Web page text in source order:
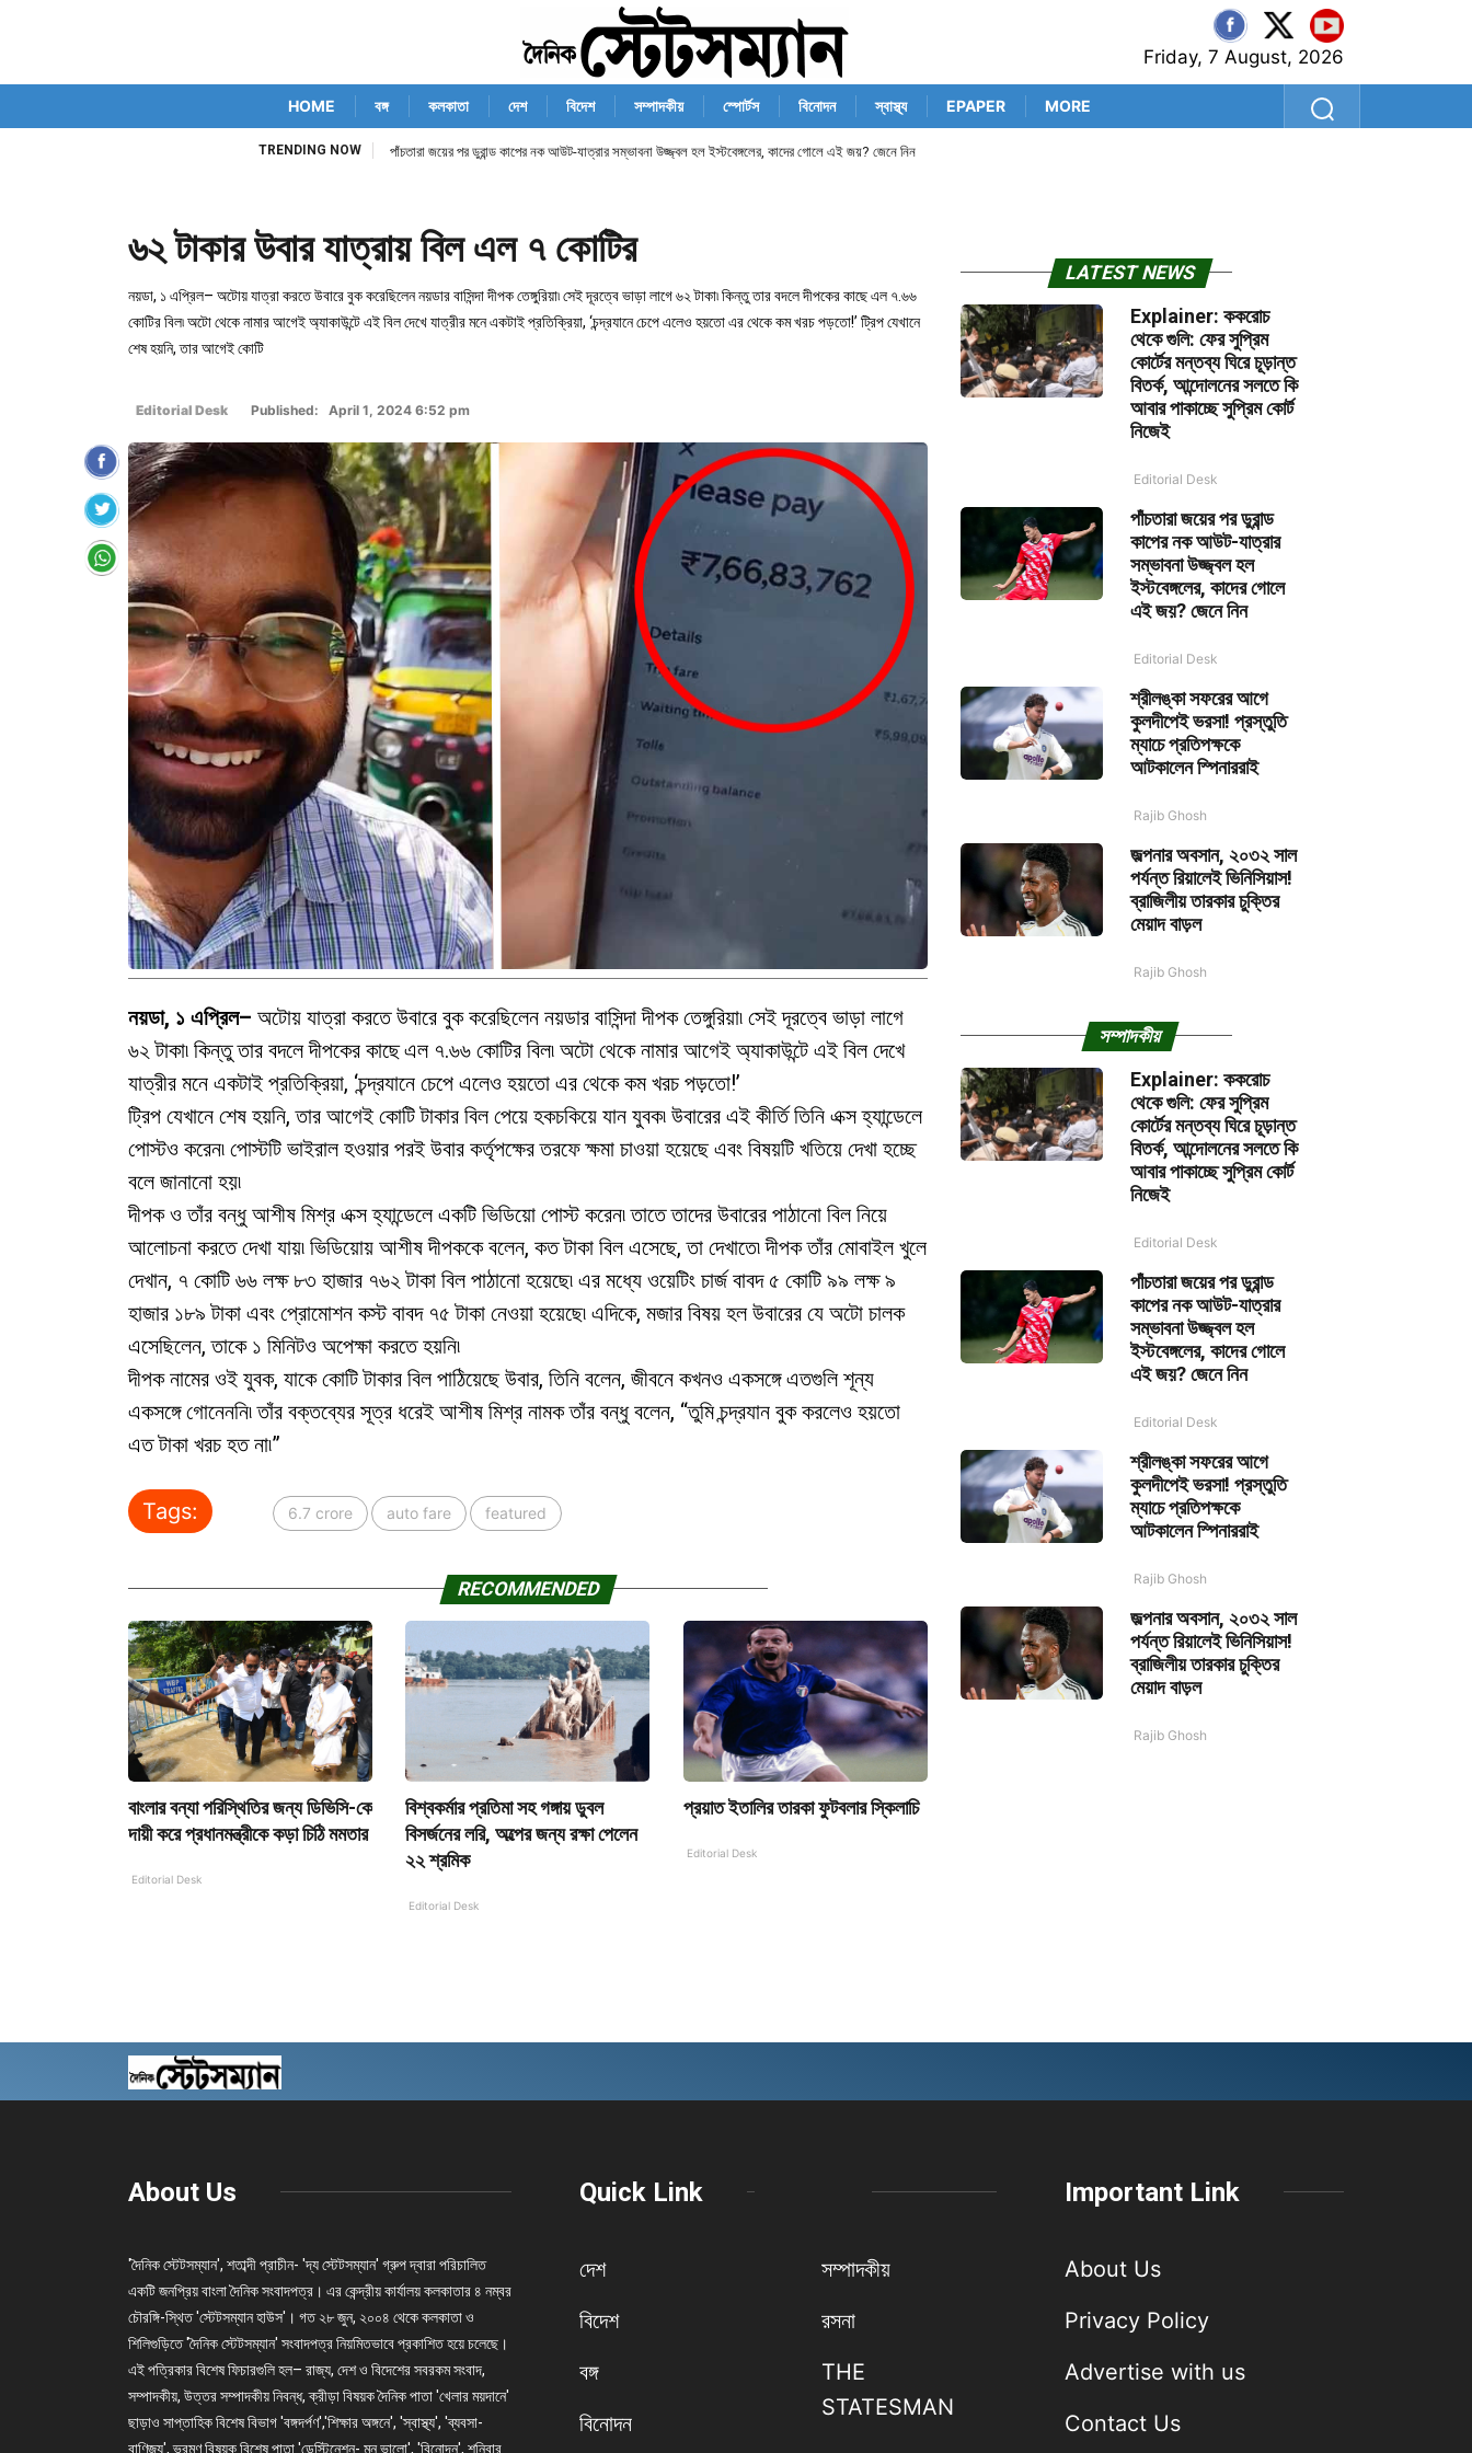
Friday, 7 August, 2026
HOME বঙ্গ কলকাতা দেশ বিদেশ সম্পাদকীয় স্পোর্টস বিনোদন স্বাস্থ্য EPAPER MORE
TRENDING NOW পাঁচতারা জয়ের পর ডুরান্ড কাপের নক আউট-যাত্রার সম্ভাবনা উজ্জ্বল হল ইস্টবেঙ্গলের, কাদের গোলে এই জয়? জেনে নিন
৬২ টাকার উবার যাত্রায় বিল এল ৭ কোটির
নয়ডা, ১ এপ্রিল– অটোয় যাত্রা করতে উবারে বুক করেছিলেন নয়ডার বাসিন্দা দীপক তেঙ্গুরিয়া৷ সেই দূরত্বে ভাড়া লাগে ৬২ টাকা৷ কিন্তু তার বদলে দীপকের কাছে এল ৭.৬৬
কোটির বিল৷ অটো থেকে নামার আগেই অ্যাকাউন্টে এই বিল দেখে যাত্রীর মনে একটাই প্রতিক্রিয়া, ‘চন্দ্রযানে চেপে এলেও হয়তো এর থেকে কম খরচ পড়তো!’ ট্রিপ যেখানে
শেষ হয়নি, তার আগেই কোটি
Editorial Desk Published: April 1, 2024 6:52 pm
নয়ডা, ১ এপ্রিল– অটোয় যাত্রা করতে উবারে বুক করেছিলেন নয়ডার বাসিন্দা দীপক তেঙ্গুরিয়া৷ সেই দূরত্বে ভাড়া লাগে
৬২ টাকা৷ কিন্তু তার বদলে দীপকের কাছে এল ৭.৬৬ কোটির বিল৷ অটো থেকে নামার আগেই অ্যাকাউন্টে এই বিল দেখে
যাত্রীর মনে একটাই প্রতিক্রিয়া, ‘চন্দ্রযানে চেপে এলেও হয়তো এর থেকে কম খরচ পড়তো!’
ট্রিপ যেখানে শেষ হয়নি, তার আগেই কোটি টাকার বিল পেয়ে হকচকিয়ে যান যুবক৷ উবারের এই কীর্তি তিনি এক্স হ্যান্ডেলে
পোস্টও করেন৷ পোস্টটি ভাইরাল হওয়ার পরই উবার কর্তৃপক্ষের তরফে ক্ষমা চাওয়া হয়েছে এবং বিষয়টি খতিয়ে দেখা হচ্ছে
বলে জানানো হয়৷
দীপক ও তাঁর বন্ধু আশীষ মিশ্র এক্স হ্যান্ডেলে একটি ভিডিয়ো পোস্ট করেন৷ তাতে তাদের উবারের পাঠানো বিল নিয়ে
আলোচনা করতে দেখা যায়৷ ভিডিয়োয় আশীষ দীপককে বলেন, কত টাকা বিল এসেছে, তা দেখাতে৷ দীপক তাঁর মোবাইল খুলে
দেখান, ৭ কোটি ৬৬ লক্ষ ৮৩ হাজার ৭৬২ টাকা বিল পাঠানো হয়েছে৷ এর মধ্যে ওয়েটিং চার্জ বাবদ ৫ কোটি ৯৯ লক্ষ ৯
হাজার ১৮৯ টাকা এবং প্রোমোশন কস্ট বাবদ ৭৫ টাকা নেওয়া হয়েছে৷ এদিকে, মজার বিষয় হল উবারের যে অটো চালক
এসেছিলেন, তাকে ১ মিনিটও অপেক্ষা করতে হয়নি৷
দীপক নামের ওই যুবক, যাকে কোটি টাকার বিল পাঠিয়েছে উবার, তিনি বলেন, জীবনে কখনও একসঙ্গে এতগুলি শূন্য
একসঙ্গে গোনেননি৷ তাঁর বক্তব্যের সূত্র ধরেই আশীষ মিশ্র নামক তাঁর বন্ধু বলেন, “তুমি চন্দ্রযান বুক করলেও হয়তো
এত টাকা খরচ হত না৷”
Tags: 6.7 crore auto fare featured
RECOMMENDED
বাংলার বন্যা পরিস্থিতির জন্য ডিভিসি-কে
দায়ী করে প্রধানমন্ত্রীকে কড়া চিঠি মমতার
Editorial Desk
বিশ্বকর্মার প্রতিমা সহ গঙ্গায় ডুবল
বিসর্জনের লরি, অল্পের জন্য রক্ষা পেলেন
২২ শ্রমিক
Editorial Desk
প্রয়াত ইতালির তারকা ফুটবলার স্কিলাচি
Editorial Desk
LATEST NEWS
Explainer: ককরোচ
থেকে গুলি: ফের সুপ্রিম
কোর্টের মন্তব্য ঘিরে চূড়ান্ত
বিতর্ক, আন্দোলনের সলতে কি
আবার পাকাচ্ছে সুপ্রিম কোর্ট
নিজেই
Editorial Desk
পাঁচতারা জয়ের পর ডুরান্ড
কাপের নক আউট-যাত্রার
সম্ভাবনা উজ্জ্বল হল
ইস্টবেঙ্গলের, কাদের গোলে
এই জয়? জেনে নিন
Editorial Desk
শ্রীলঙ্কা সফরের আগে
কুলদীপেই ভরসা! প্রস্তুতি
ম্যাচে প্রতিপক্ষকে
আটকালেন স্পিনাররাই
Rajib Ghosh
জল্পনার অবসান, ২০৩২ সাল
পর্যন্ত রিয়ালেই ভিনিসিয়াস!
ব্রাজিলীয় তারকার চুক্তির
মেয়াদ বাড়ল
Rajib Ghosh
সম্পাদকীয়
Explainer: ককরোচ
থেকে গুলি: ফের সুপ্রিম
কোর্টের মন্তব্য ঘিরে চূড়ান্ত
বিতর্ক, আন্দোলনের সলতে কি
আবার পাকাচ্ছে সুপ্রিম কোর্ট
নিজেই
Editorial Desk
পাঁচতারা জয়ের পর ডুরান্ড
কাপের নক আউট-যাত্রার
সম্ভাবনা উজ্জ্বল হল
ইস্টবেঙ্গলের, কাদের গোলে
এই জয়? জেনে নিন
Editorial Desk
শ্রীলঙ্কা সফরের আগে
কুলদীপেই ভরসা! প্রস্তুতি
ম্যাচে প্রতিপক্ষকে
আটকালেন স্পিনাররাই
Rajib Ghosh
জল্পনার অবসান, ২০৩২ সাল
পর্যন্ত রিয়ালেই ভিনিসিয়াস!
ব্রাজিলীয় তারকার চুক্তির
মেয়াদ বাড়ল
Rajib Ghosh
About Us
'দৈনিক স্টেটসম্যান', শতাব্দী প্রাচীন- 'দ্য স্টেটসম্যান' গ্রুপ দ্বারা পরিচালিত
একটি জনপ্রিয় বাংলা দৈনিক সংবাদপত্র। এর কেন্দ্রীয় কার্যালয় কলকাতার ৪ নম্বর
চৌরঙ্গি-স্থিত 'স্টেটসম্যান হাউস'। গত ২৮ জুন, ২০০৪ থেকে কলকাতা ও
শিলিগুড়িতে 'দৈনিক স্টেটসম্যান' সংবাদপত্র নিয়মিতভাবে প্রকাশিত হয়ে চলেছে।
এই পত্রিকার বিশেষ ফিচারগুলি হল– রাজ্য, দেশ ও বিদেশের সবরকম সংবাদ,
সম্পাদকীয়, উত্তর সম্পাদকীয় নিবন্ধ, ক্রীড়া বিষয়ক দৈনিক পাতা 'খেলার ময়দানে'
ছাড়াও সাপ্তাহিক বিশেষ বিভাগ 'বঙ্গদর্পণ','শিক্ষার অঙ্গনে', 'স্বাস্থ্য', 'ব্যবসা-
বাণিজ্য', ভ্রমণ বিষয়ক বিশেষ পাতা 'ডেস্টিনেশন- মন ভালো', 'বিনোদন', শনিবার
Quick Link
দেশ
বিদেশ
বঙ্গ
বিনোদন
সম্পাদকীয়
রসনা
THE
STATESMAN
Important Link
About Us
Privacy Policy
Advertise with us
Contact Us